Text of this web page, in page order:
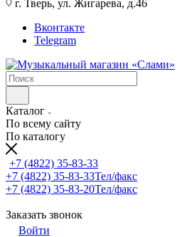
г. Тверь, ул. Жигарева, д.46
Вконтакте
Telegram
Каталог
По всему сайту
По каталогу
+7 (4822) 35-83-33
+7 (4822) 35-83-33Тел/факс
+7 (4822) 35-83-20Тел/факс
Заказать звонок
Войти